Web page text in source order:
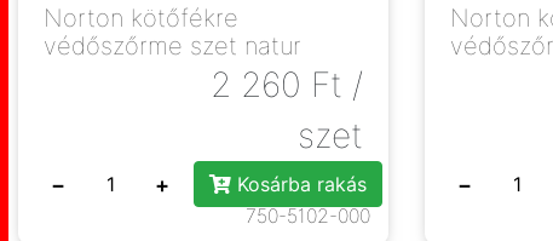
Norton kötőfékre
védőszőrme szet natur
2 260 Ft /
szet
− +
Kosárba rakás
750-5102-000
Norton
−